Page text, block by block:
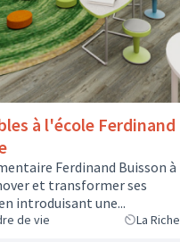
à l'école Ferdinand
Ferdinand Buisson à
et transformer ses
introduisant une...
de vie La Riche